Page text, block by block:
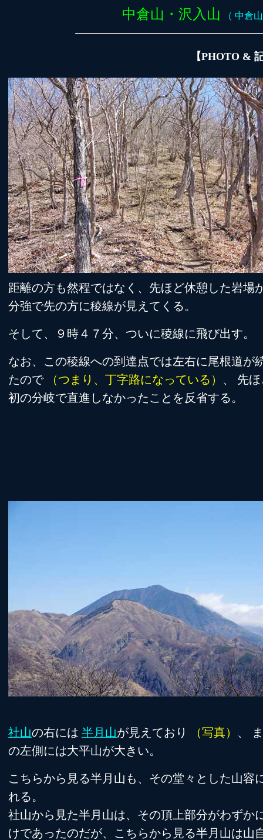
中倉山・沢入山 （ 中倉
【PHOTO &
距離の方も然程ではなく、先ほど休憩した岩場
分強で先の方に稜線が見えてくる。
そして、９時４７分、ついに稜線に飛び出す。
なお、この稜線への到達点では左右に尾根道が
たので
（つまり、丁字路になっている） 、 先
初の分岐で直進しなかったことを反省する。
社山の右には 半月山が見えており （写真） 、
の左側には大平山が大きい。
こちらから見る半月山も、その堂々とした山容
れる。
社山から見た半月山は、その頂上部分がわずか
けであったのだが、こちらから見る半月山は山